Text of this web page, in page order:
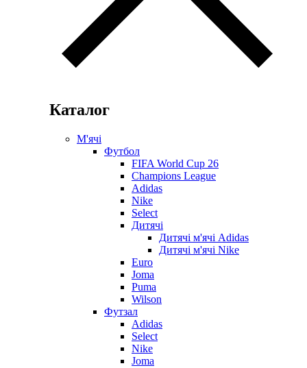
Каталог
М'ячі
Футбол
FIFA World Cup 26
Champions League
Adidas
Nike
Select
Дитячі
Дитячі м'ячі Adidas
Дитячі м'ячі Nike
Euro
Joma
Puma
Wilson
Футзал
Adidas
Select
Nike
Joma